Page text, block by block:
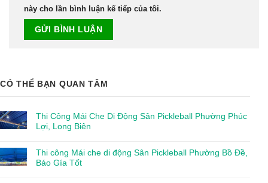
CÓ THỂ BẠN QUAN TÂM
Thi Công Mái Che Di Động Sân Pickleball Phường Phúc
Lợi, Long Biên
Thi công Mái che di động Sân Pickleball Phường Bồ Đề,
Báo Gía Tốt
này cho lần bình luận kế tiếp của tôi.